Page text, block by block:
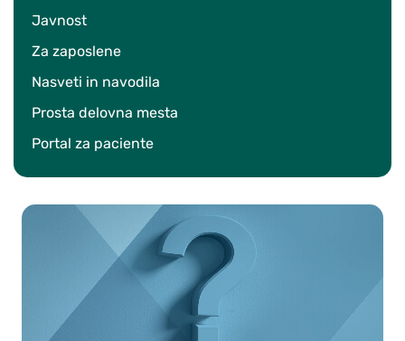
Javnost
Za zaposlene
Nasveti in navodila
Prosta delovna mesta
Portal za paciente